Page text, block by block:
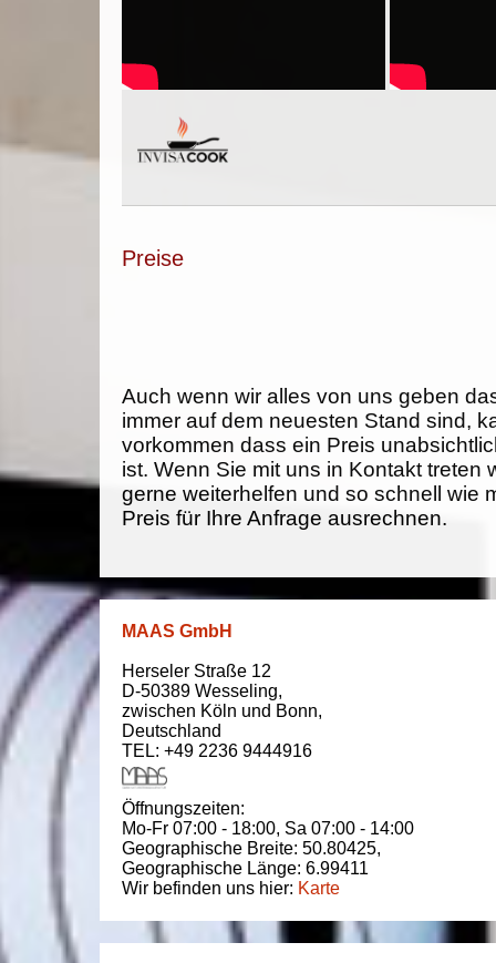
Preise
Auch wenn wir alles von uns geben
immer auf dem neuesten Stand sind,
vorkommen dass ein Preis
ist. Wenn Sie mit uns in Kontakt treten
gerne weiterhelfen und so schnell wie
Preis für Ihre Anfrage ausrechnen.
MAAS GmbH
Herseler Straße 12
D-50389 Wesseling,
zwischen Köln und Bonn,
Deutschland
TEL: +49 2236 9444916
Öffnungszeiten:
Mo-Fr 07:00 - 18:00, Sa 07:00 - 14:00
Geographische Breite: 50.80425,
Geographische Länge: 6.99411
Wir befinden uns hier: Karte